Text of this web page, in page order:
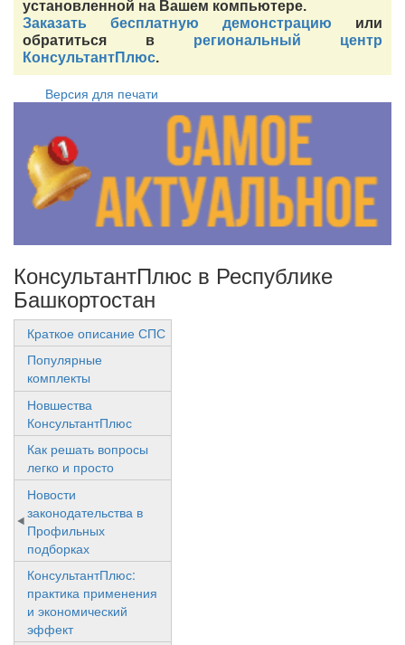
установленной на Вашем компьютере.
Заказать бесплатную демонстрацию или
обратиться в региональный центр
КонсультантПлюс
Версия для печати
КонсультантПлюс в Республике
Башкортостан
Краткое описание СПС
Популярные
комплекты
Новшества
КонсультантПлюс
Как решать вопросы
легко и просто
Новости
законодательства в
Профильных
подборках
КонсультантПлюс:
практика применения
и экономический
эффект